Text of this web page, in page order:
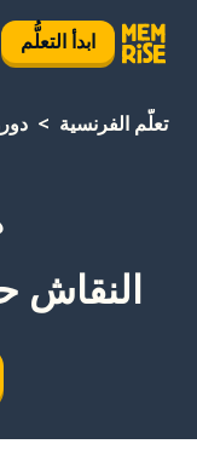
ابدأ التعلُّم
تعلَّم الفرنسية
النقاش